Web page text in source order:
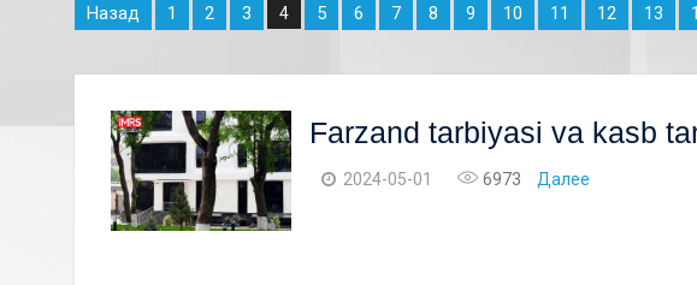
Назад 1 2 3 4 5 6 7 8 9 10 11 12 13
Farzand tarbiyasi va kasb
2024-05-01 6973 Далее